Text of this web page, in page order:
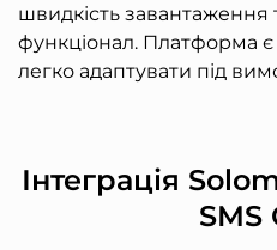
швидкість завантаження
функціонал. Платформа
легко адаптувати під
Інтеграція
SMS